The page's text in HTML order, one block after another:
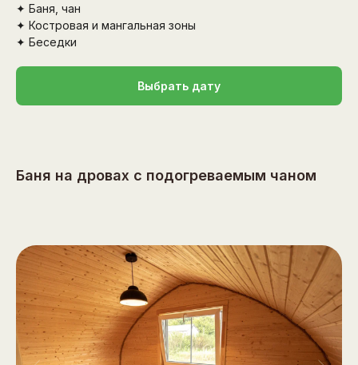
✦ Баня, чан
✦ Костровая и мангальная зоны
✦ Беседки
Выбрать дату
Баня на дровах с подогреваемым чаном